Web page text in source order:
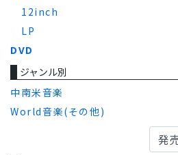
12inch
LP
DVD
ジャンル別
中南米音楽
World音楽(その他)